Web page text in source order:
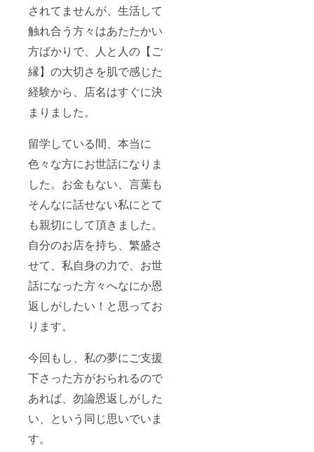
されてませんが、生活して
触れ合う方々はあたたかい
方ばかりで、人と人の【ご
縁】の大切さを肌で感じた
経験から、店名はすぐに決
まりました。
留学している間、本当に
色々な方にお世話になりま
した。お金もない、言葉も
そんなに話せない私にとて
も親切にして頂きました。
自分のお店を持ち、繁盛さ
せて、私自身の力で、お世
話になった方々へなにか恩
返しがしたい！と思ってお
ります。
今回もし、私の夢にご支援
下さった方がおられるので
あれば、勿論恩返しがした
い、という同じ思いでいま
す。